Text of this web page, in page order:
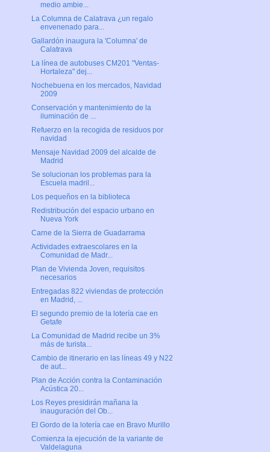
medio ambie...
La Columna de Calatrava ¿un regalo
envenenado para...
Gallardón inaugura la 'Columna' de
Calatrava
La línea de autobuses CM201 "Ventas-
Hortaleza" dej...
Nochebuena en los mercados, Navidad
2009
Conservación y mantenimiento de la
iluminación de ...
Refuerzo en la recogida de residuos por
navidad
Mensaje Navidad 2009 del alcalde de
Madrid
Se solucionan los problemas para la
Escuela madril...
Los pequeños en la biblioteca
Redistribución del espacio urbano en
Nueva York
Carne de la Sierra de Guadarrama
Actividades extraescolares en la
Comunidad de Madr...
Plan de Vivienda Joven, requisitos
necesarios
Entregadas 822 viviendas de protección
en Madrid, ...
El segundo premio de la lotería cae en
Getafe
La Comunidad de Madrid recibe un 3%
más de turista...
Cambio de itinerario en las líneas 49 y N22
de aut...
Plan de Acción contra la Contaminación
Acústica 20...
Los Reyes presidirán mañana la
inauguración del Ob...
El Gordo de la lotería cae en Bravo Murillo
Comienza la ejecución de la variante de
Valdelaguna